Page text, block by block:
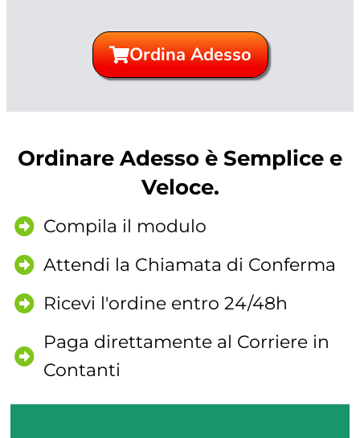
Ordina Adesso
Ordinare Adesso è Semplice e
Veloce.
Compila il modulo
Attendi la Chiamata di Conferma
Ricevi l'ordine entro 24/48h
Paga direttamente al Corriere in
Contanti